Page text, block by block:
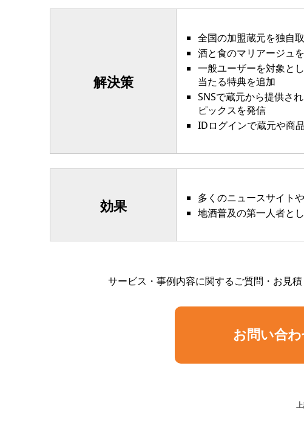
解決策
全国の加盟蔵元を独自
酒と食のマリアージュ
一般ユーザーを対象と
当たる特典を追加
SNSで蔵元から提供さ
ピックスを発信
IDログインで蔵元や商
効果
多くのニュースサイト
地酒普及の第一人者と
サービス・事例内容に関するご質問・お見
お問い合